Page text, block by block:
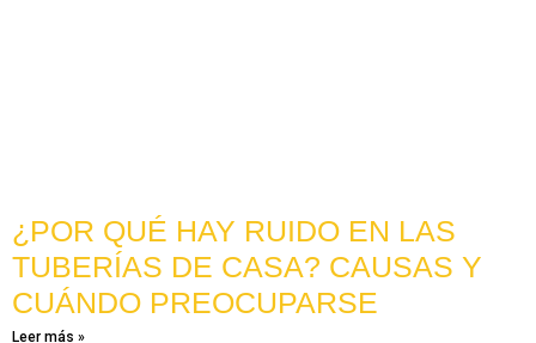
¿POR QUÉ HAY RUIDO EN LAS
TUBERÍAS DE CASA? CAUSAS Y
CUÁNDO PREOCUPARSE
Leer más »